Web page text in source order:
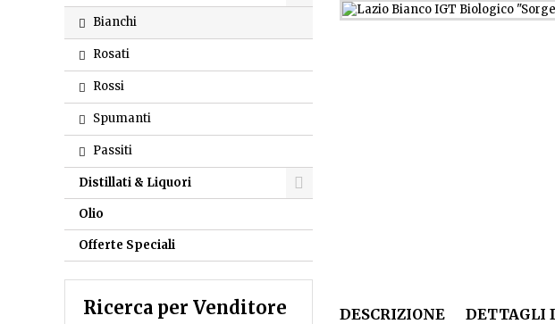
Bianchi
Rosati
Rossi
Spumanti
Passiti
Distillati & Liquori
Olio
Offerte Speciali
Ricerca per Venditore DESCRIZIONE DETTAGLI